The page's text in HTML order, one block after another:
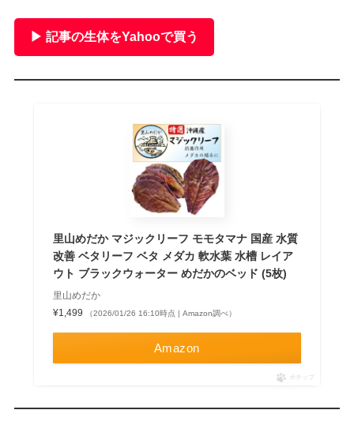
▶ 記事の生体をYahooで買う
里山めだか マジックリーフ モモタマナ 国産 水質
改善 ベタリーフ ベタ メダカ 軟水葉 水槽 レイア
ウト ブラックウォーター めだかのベッド (5枚)
里山めだか
¥1,499
（2026/01/26 16:10時点 | Amazon調べ）
Amazon
ポチップ